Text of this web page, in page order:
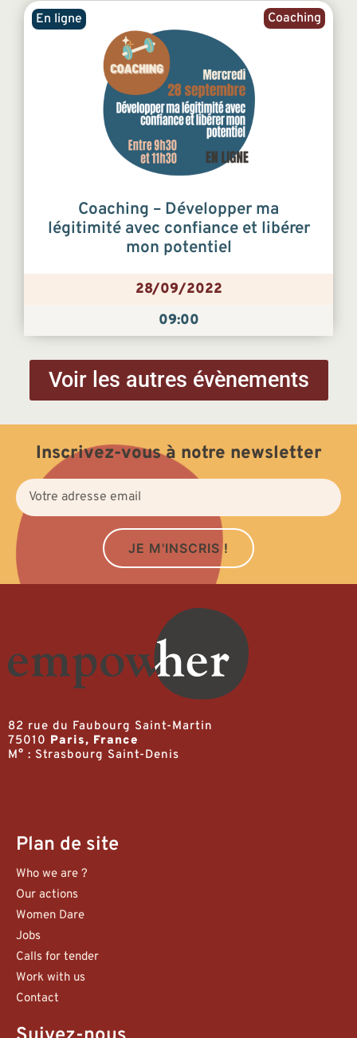
Coaching
En ligne
Coaching – Développer ma
légitimité avec confiance et libérer
mon potentiel
28/09/2022
09:00
Voir les autres évènements
Inscrivez-vous à notre newsletter
JE M'INSCRIS !
82 rue du Faubourg Saint-Martin
75010 Paris, France
M° : Strasbourg Saint-Denis
Plan de site
Who we are ?
Our actions
Women Dare
Jobs
Calls for tender
Work with us
Contact